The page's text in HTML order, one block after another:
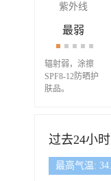
紫外线
最弱
辐射弱，涂擦
SPF8-12防晒护
肤品。
过去24小
最高气温: